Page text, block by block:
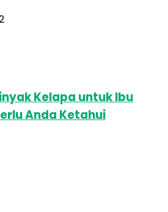
Kelapa untuk Ibu
Anda Ketahui